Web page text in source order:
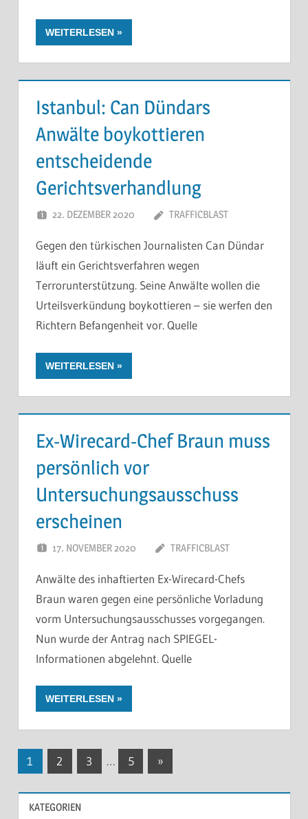
WEITERLESEN
Istanbul: Can Dündars
Anwälte boykottieren
entscheidende
Gerichtsverhandlung
22. DEZEMBER 2020 TRAFFICBLAST
Gegen den türkischen Journalisten Can Dündar
läuft ein Gerichtsverfahren wegen
Terrorunterstützung. Seine Anwälte wollen die
Urteilsverkündung boykottieren – sie werfen den
Richtern Befangenheit vor. Quelle
WEITERLESEN
Ex-Wirecard-Chef Braun muss
persönlich vor
Untersuchungsausschuss
erscheinen
17. NOVEMBER 2020 TRAFFICBLAST
Anwälte des inhaftierten Ex-Wirecard-Chefs
Braun waren gegen eine persönliche Vorladung
vorm Untersuchungsausschusses vorgegangen.
Nun wurde der Antrag nach SPIEGEL-
Informationen abgelehnt. Quelle
WEITERLESEN
Seitennummerierung
Beiträge
1 2 3 … 5
Nächste
»
KATEGORIEN